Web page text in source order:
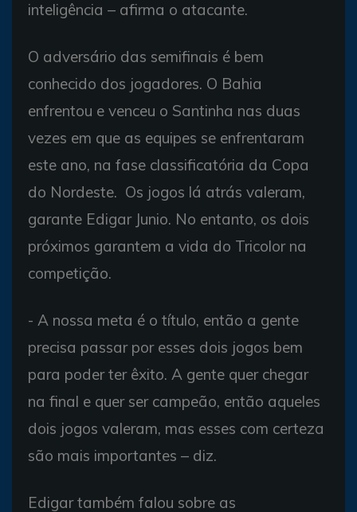
inteligência – afirma o atacante.
O adversário das semifinais é bem
conhecido dos jogadores. O Bahia
enfrentou e venceu o Santinha nas duas
vezes em que as equipes se enfrentaram
este ano, na fase classificatória da Copa
do Nordeste. Os jogos lá atrás valeram,
garante Edigar Junio. No entanto, os dois
próximos garantem a vida do Tricolor na
competição.
- A nossa meta é o título, então a gente
precisa passar por esses dois jogos bem
para poder ter êxito. A gente quer chegar
na final e quer ser campeão, então aqueles
dois jogos valeram, mas esses com certeza
são mais importantes – diz.
Edigar também falou sobre as